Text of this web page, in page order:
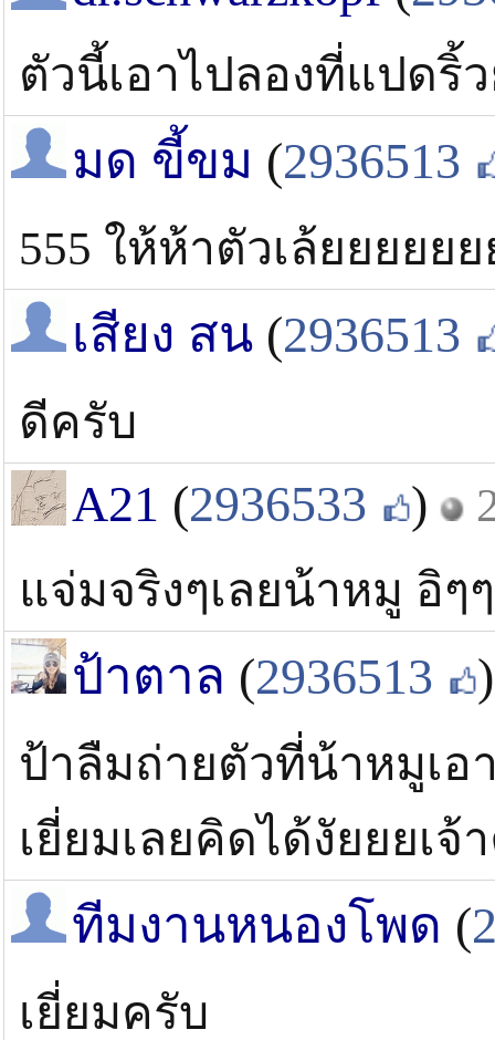
ตัวนี้เอาไปลองที่แปดริ้
มด ขี้ขม (2936513
555 ให้ห้าตัวเล้ยยยยย
เสียง สน (2936513
ดีครับ
A21 (2936533 )
แจ่มจริงๆเลยน้าหมู อิๆ
ป้าตาล (2936513 )
ป้าลืมถ่ายตัวที่น้าหมูเอ
เยี่ยมเลยคิดได้งัยยยเจ้
ทีมงานหนองโพด (
เยี่ยมครับ